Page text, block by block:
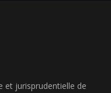
et jurisprudentielle de